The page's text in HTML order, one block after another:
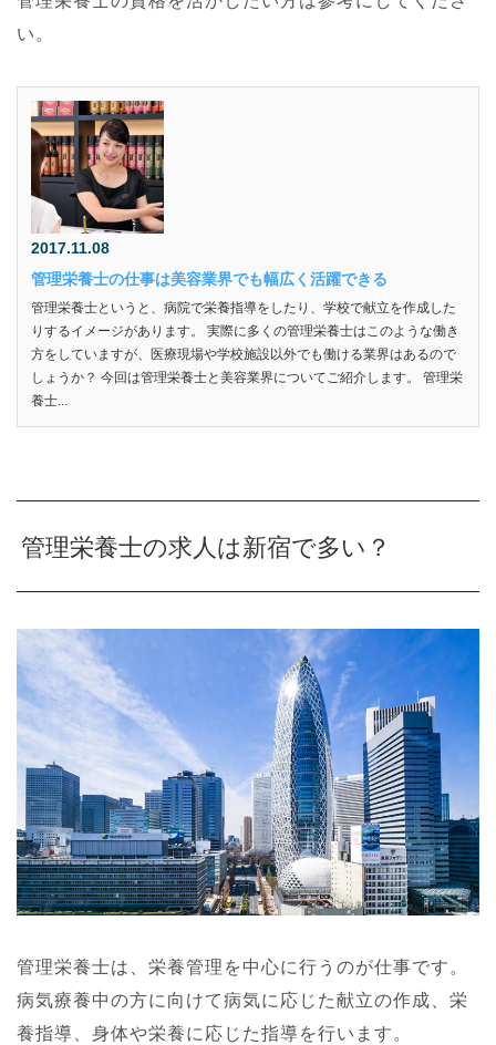
い。
2017.11.08
管理栄養士の仕事は美容業界でも幅広く活躍できる
管理栄養士というと、病院で栄養指導をしたり、学校で献立を作成した
りするイメージがあります。 実際に多くの管理栄養士はこのような働き
方をしていますが、医療現場や学校施設以外でも働ける業界はあるので
しょうか？ 今回は管理栄養士と美容業界についてご紹介します。 管理栄
養士...
管理栄養士の求人は新宿で多い？
管理栄養士は、栄養管理を中心に行うのが仕事です。
病気療養中の方に向けて病気に応じた献立の作成、栄
養指導、身体や栄養に応じた指導を行います。